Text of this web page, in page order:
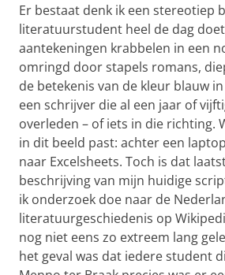
Er bestaat denk ik een stereotiep
literatuurstudent heel de dag
aantekeningen krabbelen in een
omringd door stapels romans,
de betekenis van de kleur blauw
een schrijver die al een jaar of
overleden – of iets in die richting.
in dit beeld past: achter een
naar Excelsheets. Toch is dat
beschrijving van mijn huidige
ik onderzoek doe naar de
literatuurgeschiedenis op
nog niet eens zo extreem lang
het geval was dat iedere student